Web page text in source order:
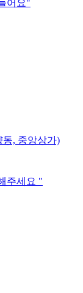
어요"
동, 중앙상가)
주세요 "